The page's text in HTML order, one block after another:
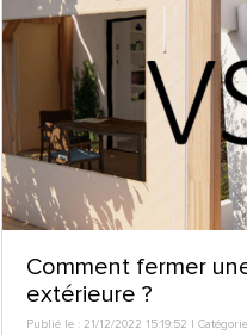
Comment fermer
extérieure ?
Publié le : 21/12/2022 15:19:52 |